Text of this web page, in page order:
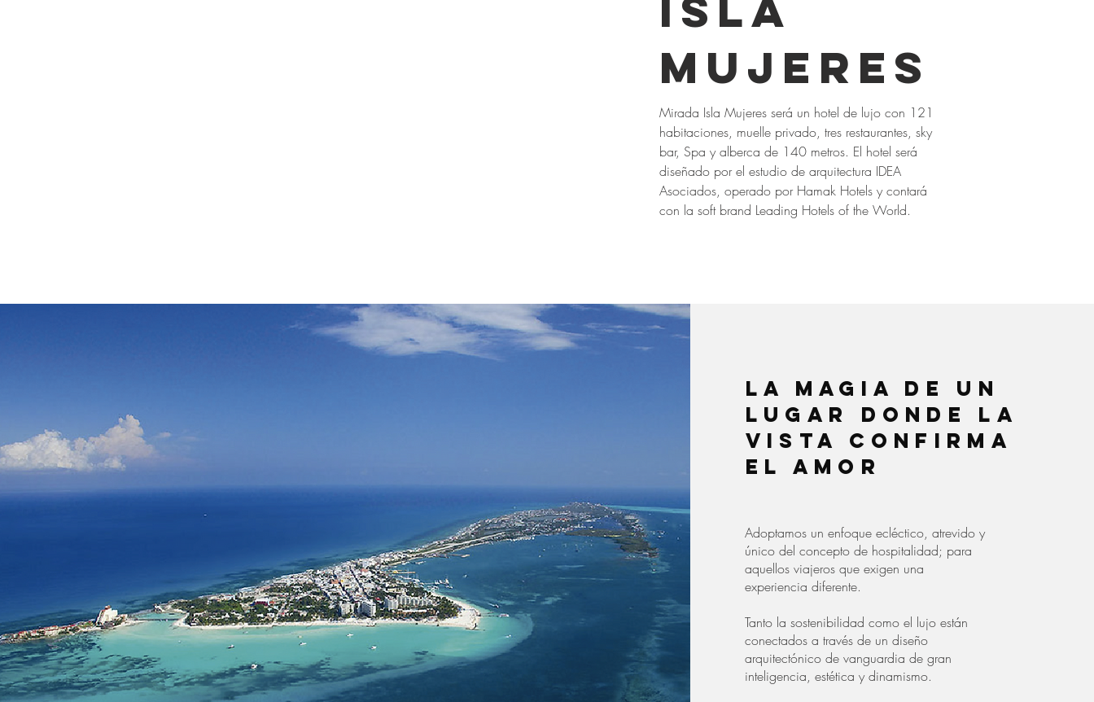
Mujeres
Mirada Isla Mujeres será un hotel de lujo con 121
habitaciones, muelle privado, tres restaurantes, sky
bar, Spa y alberca de 140 metros. El hotel será
diseñado por el estudio de arquitectura IDEA
Asociados, operado por Hamak Hotels y contará
con la soft brand Leading Hotels of the World.
La magia de un
lugar donde la
vista confirma
el amor
Adoptamos un enfoque ecléctico, atrevido y
único del concepto de hospitalidad; para
aquellos viajeros que exigen una
experiencia diferente.
Tanto la sostenibilidad como el lujo están
conectados a través de un diseño
arquitectónico de vanguardia de gran
inteligencia, estética y dinamismo.